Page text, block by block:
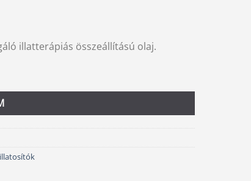
illatterápiás összeállítású olaj.